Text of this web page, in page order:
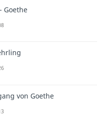
Goethe
von Goethe